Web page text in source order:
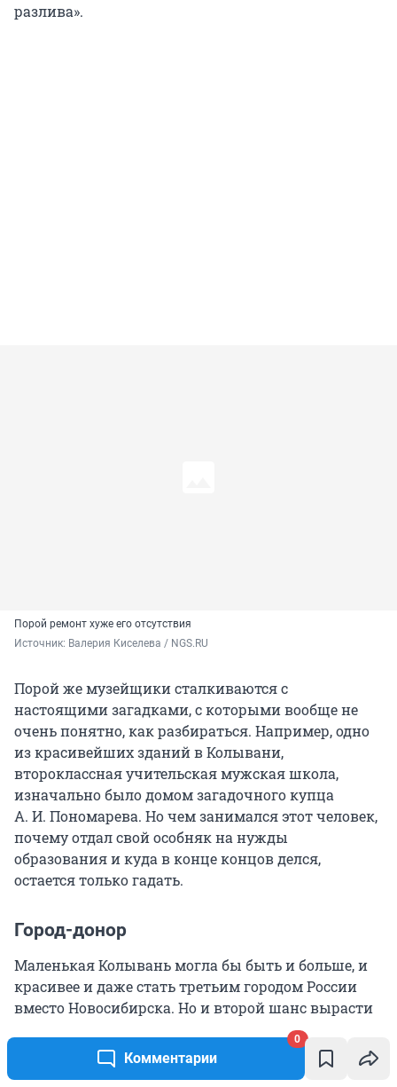
Комментарии
0
разлива».
Порой ремонт хуже его отсутствия
Источник: Валерия Киселева / NGS.RU
Порой же музейщики сталкиваются с
настоящими загадками, с которыми вообще не
очень понятно, как разбираться. Например, одно
из красивейших зданий в Колывани,
второклассная учительская мужская школа,
изначально было домом загадочного купца
А. И. Пономарева. Но чем занимался этот человек,
почему отдал свой особняк на нужды
образования и куда в конце концов делся,
остается только гадать.
Город-донор
Маленькая Колывань могла бы быть и больше, и
красивее и даже стать третьим городом России
вместо Новосибирска. Но и второй шанс вырасти
и стать административным центром оказался
упущен: Транссиб прошел в стороне от Колывани,
вблизи села Кривощекова. Это соседство не просто